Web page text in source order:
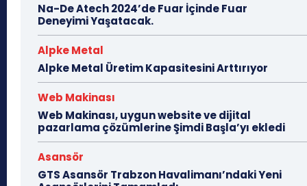
Na-De Atech 2024’de Fuar İçinde Fuar
Deneyimi Yaşatacak.
Alpke Metal
Alpke Metal Üretim Kapasitesini Arttırıyor
Web Makinası
Web Makinası, uygun website ve dijital
pazarlama çözümlerine Şimdi Başla’yı ekledi
Asansör
GTS Asansör Trabzon Havalimanı’ndaki Yeni